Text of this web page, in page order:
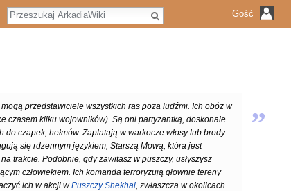
przedstawiciele wszystkich ras poza ludźmi. Ich obóz w
czasem kilku wojowników). Są oni partyzantką, doskonale
czapek, hełmów. Zaplatają w warkocze włosy lub brody
się rdzennym językiem, Starszą Mową, która jest
trakcie. Podobnie, gdy zawitasz w puszczy, usłyszysz
człowiekiem. Ich komanda terroryzują głownie tereny
ich w akcji wPuszczy Shekhal , zwłaszcza w okolicach
”
Gość
S
z
j